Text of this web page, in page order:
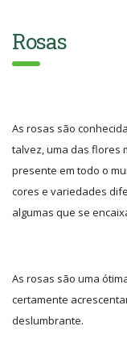
Rosas
As rosas são
talvez, uma das flores
presente em todo o
cores e variedades
algumas que se
As rosas são uma
certamente
deslumbrante.